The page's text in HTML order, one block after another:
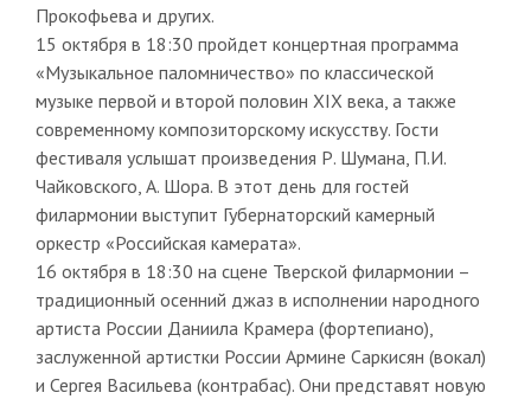
Прокофьева и других.
15 октября в 18:30 пройдет концертная программа
«Музыкальное паломничество» по классической
музыке первой и второй половин XIX века, а также
современному композиторскому искусству. Гости
фестиваля услышат произведения Р. Шумана, П.И.
Чайковского, А. Шора. В этот день для гостей
филармонии выступит Губернаторский камерный
оркестр «Российская камерата».
16 октября в 18:30 на сцене Тверской филармонии –
традиционный осенний джаз в исполнении народного
артиста России Даниила Крамера (фортепиано),
заслуженной артистки России Армине Саркисян (вокал)
и Сергея Васильева (контрабас). Они представят новую